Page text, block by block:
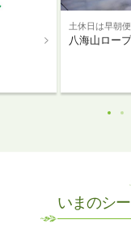
土休日は早朝便
八海山ロー
いまのシ